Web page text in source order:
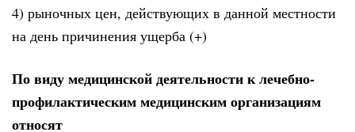
4) рыночных цен, действующих в данной местности
на день причинения ущерба (+)
По виду медицинской деятельности к лечебно-
профилактическим медицинским организациям
относят